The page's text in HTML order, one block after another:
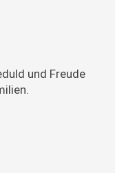
und Freude